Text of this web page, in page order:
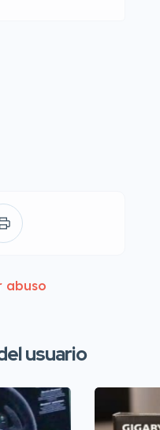
abuso
usuario